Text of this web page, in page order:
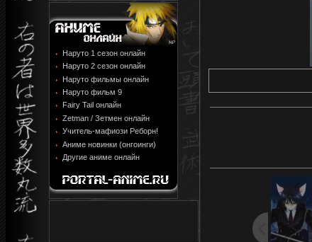
Наруто 1 сезон онлайн
Наруто 2 сезон онлайн
Наруто фильмы онлайн
Наруто фильм 9
Fairy Tail онлайн
Zetman / Зетмен онлайн
Учитель-мафиози Реборн!
Аниме новинки (онгоинги)
Другие аниме онлайн